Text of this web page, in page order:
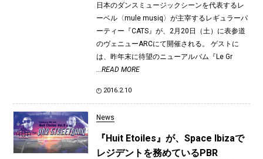
日本のダンスミュージックシーンを代表するレ
ーベル〈mule musiq〉が主宰するレギュラーパ
ーティー『CATS』が、2月20日（土）に表参道
のヴェニューARCにて開催される。 ゲストに
は、昨年末に待望のニューアルバム『Le Gr
...READ MORE
2016.2.10
News
『Huit Etoiles』が、Space Ibizaで
レジデントを務めているPBR